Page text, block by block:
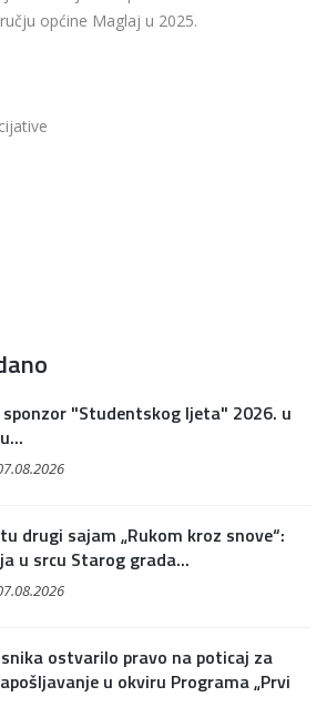
općine Maglaj u 2025.
"Studentskog ljeta" 2026. u
drugi sajam „Rukom kroz snove“:
u srcu Starog grada...
ostvarilo pravo na poticaj za
u okviru Programa „Prvi